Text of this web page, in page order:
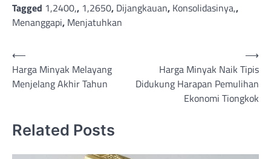
Tagged 1,2400,, 1,2650, Dijangkauan, Konsolidasinya,,
Menanggapi, Menjatuhkan
Post
navigation
⟵
Harga Minyak Melayang
Menjelang Akhir Tahun
Harga Minyak Naik Tipis
Didukung Harapan Pemulihan
Ekonomi Tiongkok
⟶
Related Posts